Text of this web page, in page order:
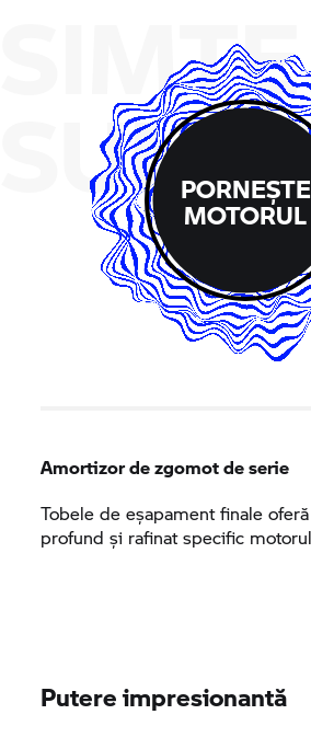
SIMTE
PORNEȘTE
MOTORUL
Amortizor de zgomot de serie
Tobele de eșapament finale
profund și rafinat specific
Putere impresionantă